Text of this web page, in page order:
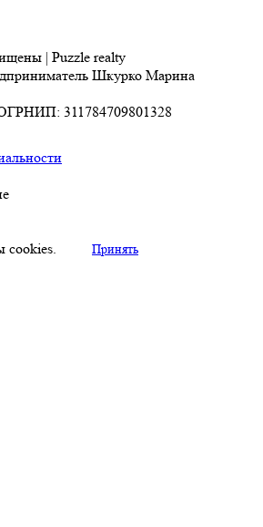
| Puzzle realty
Шкурко Марина
311784709801328
cookies. Принять